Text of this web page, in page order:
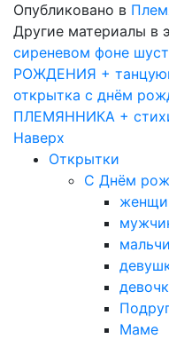
Опубликовано в
Другие материалы в
сиреневом фоне
РОЖДЕНИЯ +
открытка с днём
ПЛЕМЯННИКА +
Наверх
Открытки
С Днём
Маме